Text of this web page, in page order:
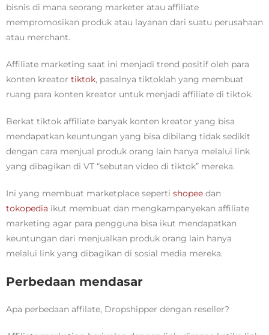
bisnis di mana seorang marketer atau affiliate
mempromosikan produk atau layanan dari suatu perusahaan
atau merchant.
Affiliate marketing saat ini menjadi trend positif oleh para
konten kreator tiktok, pasalnya tiktoklah yang membuat
ruang para konten kreator untuk menjadi affiliate di tiktok.
Berkat tiktok affiliate banyak konten kreator yang bisa
mendapatkan keuntungan yang bisa dibilang tidak sedikit
dengan cara menjual produk orang lain hanya melalui link
yang dibagikan di VT “sebutan video di tiktok” mereka.
Ini yang membuat marketplace seperti shopee dan
tokopedia ikut membuat dan mengkampanyekan affiliate
marketing agar para pengguna bisa ikut mendapatkan
keuntungan dari menjualkan produk orang lain hanya
melalui link yang dibagikan di sosial media mereka.
Perbedaan mendasar
Apa perbedaan affilate, Dropshipper dengan reseller?